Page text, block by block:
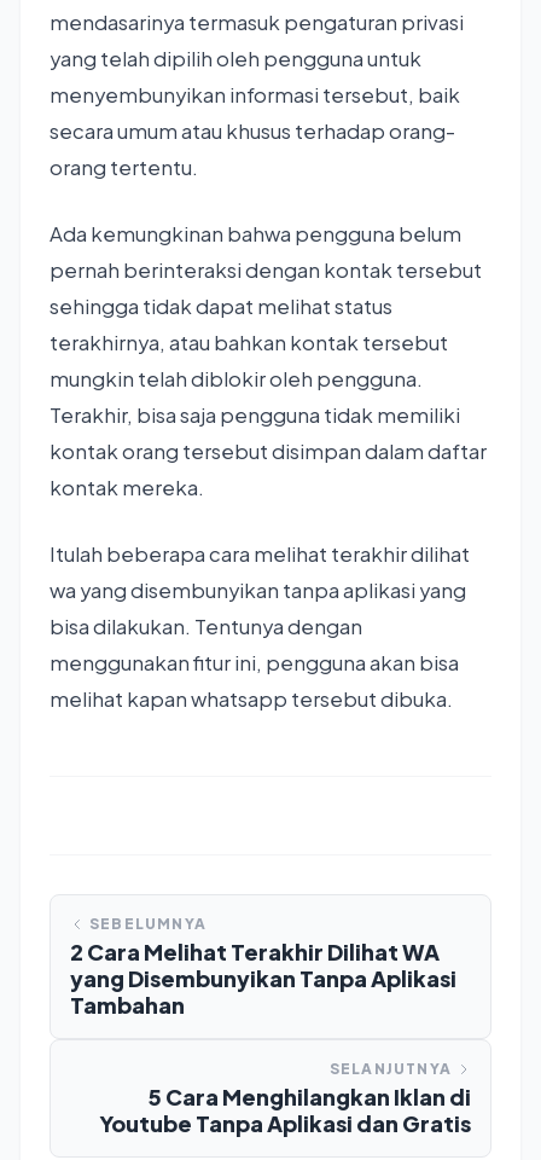
mendasarinya termasuk pengaturan privasi
yang telah dipilih oleh pengguna untuk
menyembunyikan informasi tersebut, baik
secara umum atau khusus terhadap orang-
orang tertentu.
Ada kemungkinan bahwa pengguna belum
pernah berinteraksi dengan kontak tersebut
sehingga tidak dapat melihat status
terakhirnya, atau bahkan kontak tersebut
mungkin telah diblokir oleh pengguna.
Terakhir, bisa saja pengguna tidak memiliki
kontak orang tersebut disimpan dalam daftar
kontak mereka.
Itulah beberapa cara melihat terakhir dilihat
wa yang disembunyikan tanpa aplikasi yang
bisa dilakukan. Tentunya dengan
menggunakan fitur ini, pengguna akan bisa
melihat kapan whatsapp tersebut dibuka.
SEBELUMNYA
2 Cara Melihat Terakhir Dilihat WA
yang Disembunyikan Tanpa Aplikasi
Tambahan
SELANJUTNYA
5 Cara Menghilangkan Iklan di
Youtube Tanpa Aplikasi dan Gratis